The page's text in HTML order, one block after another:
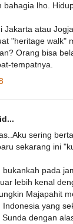
bahagia lho.
Jakarta atau
"heritage walk"
Orang bisa
tempatnya.
sering
sekarang ini
bukankah pada
lebih kenal
Majapahit
yang
dengan